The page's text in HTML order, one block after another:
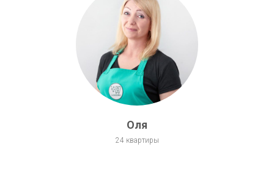
Оля
24 квартиры